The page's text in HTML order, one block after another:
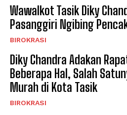
Wawalkot Tasik Diky
Pasanggiri Ngibing
BIROKRASI
Diky Chandra Adakan
Beberapa Hal, Salah
Murah di Kota Tasik
BIROKRASI